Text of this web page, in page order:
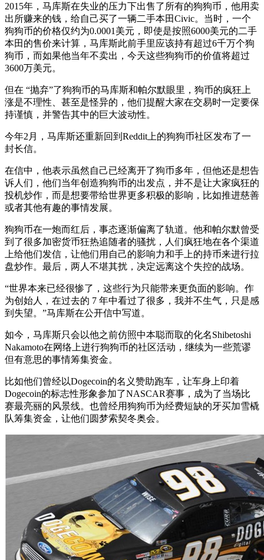
2015年，马库斯在失业的压力下出售了所有的狗狗币，他用卖
出所赚来的钱，给自己买了一辆二手本田Civic。当时，一个
狗狗币的价格仅约为0.0001美元，即使是按照6000美元的二手
本田的售价来计算，马库斯此前手里应该持有超过6千万个狗
狗币，而如果他当年不卖出，今天这些狗狗币的价值将超过
3600万美元。
但在 “抛弃”了狗狗币的马库斯和帕尔默眼里，狗币的疯狂上
涨是不理性、甚至是怪异的，他们提醒大家在交易时一定要保
持谨慎，并警告其中的巨大波动性。
今年2月，马库斯还重新回到Reddit上的狗狗币社区发布了一
封长信。
在信中，他表示虽然自己已经离开了狗币多年，但他还是想告
诉人们，他们当年创造狗狗币的出发点，并不是让大家疯狂的
投机炒作，而是想要带给世界更多积极的影响，比如推进慈善
或者其他有趣的事情发展。
狗狗币在一炮而红后，事态逐渐偏离了轨道。他和帕尔默曾受
到了很多加密货币狂热追随者的骚扰，人们疯狂地在各个渠道
上给他们发信，让他们用自己的影响力和手上的持币来进行拉
盘炒作。最后，两人不堪其扰，决定远离这个失控的战场。
“世界本来已经很惨了，这些行为只能带来更负面的影响。作
为创始人，在过去的 7 年中看过了很多，我并不生气，只是感
到失望。”马库斯在公开信中写道。
如今，马库斯只会以他之前仿照中本聪而取的化名Shibetoshi
Nakamoto在网络上进行狗狗币的社区活动，继续为一些荒谬
但有意思的事情筹集资金。
比如他们曾经以Dogecoin的名义赞助跑车，让车身上印着
Dogecoin的标志性形象参加了NASCAR赛事，成为了当场比
赛最亮丽的风景线。也曾经用狗狗币为经费短缺的牙买加雪橇
队筹集资金，让他们圆梦索契冬奥会。